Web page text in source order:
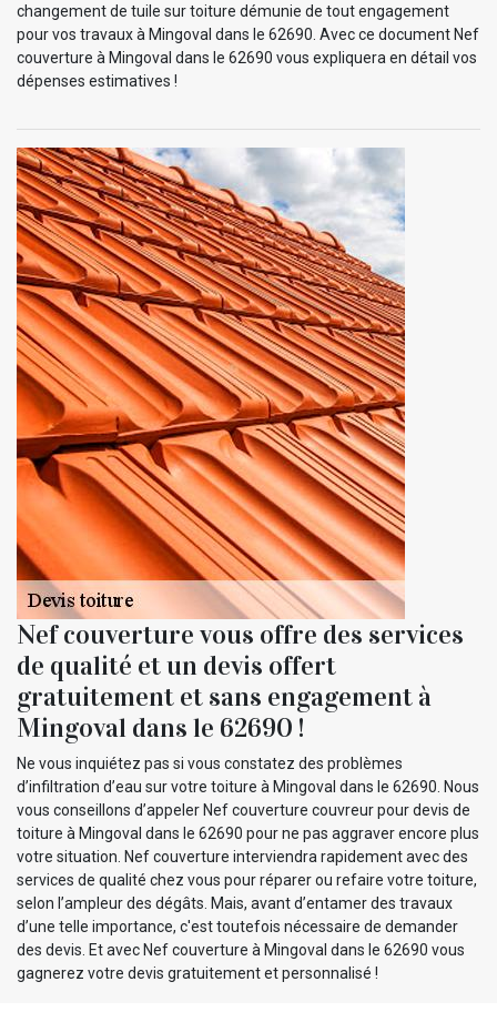
changement de tuile sur toiture démunie de tout engagement
pour vos travaux à Mingoval dans le 62690. Avec ce document Nef
couverture à Mingoval dans le 62690 vous expliquera en détail vos
dépenses estimatives !
Nef couverture vous offre des services
de qualité et un devis offert
gratuitement et sans engagement à
Mingoval dans le 62690 !
Ne vous inquiétez pas si vous constatez des problèmes
d’infiltration d’eau sur votre toiture à Mingoval dans le 62690. Nous
vous conseillons d’appeler Nef couverture couvreur pour devis de
toiture à Mingoval dans le 62690 pour ne pas aggraver encore plus
votre situation. Nef couverture interviendra rapidement avec des
services de qualité chez vous pour réparer ou refaire votre toiture,
selon l’ampleur des dégâts. Mais, avant d’entamer des travaux
d’une telle importance, c'est toutefois nécessaire de demander
des devis. Et avec Nef couverture à Mingoval dans le 62690 vous
gagnerez votre devis gratuitement et personnalisé !